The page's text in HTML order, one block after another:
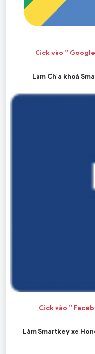
Cick vào ”
Làm Chìa khoá
Cick vào ”
Làm Smartkey xe